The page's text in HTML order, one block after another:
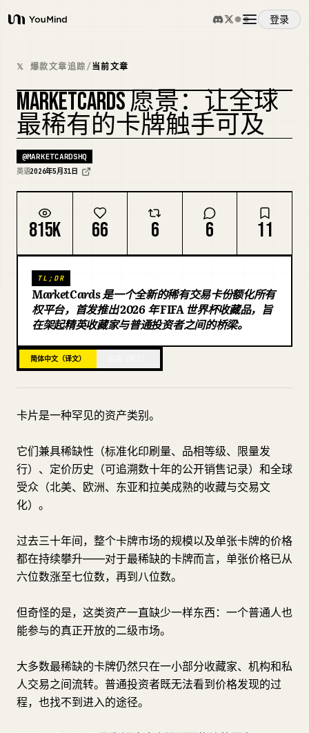
YouMind
登录
概览
使用案例
技能
提示词
定价
下载
博客
更新
𝕏 爆款文章追踪/当前文章
复刻封面
MARKETCARDS 愿景：让全球
最稀有的卡牌触手可及
@MARKETCARDSHQ
英语2026年5月31日
815K 66 6 6 11
TL;DR
MarketCards 是一个全新的稀有交易卡份额化所有
权平台，首发推出 2026 年 FIFA 世界杯收藏品，旨
在架起精英收藏家与普通投资者之间的桥梁。
简体中文（译文）
卡片是一种罕见的资产类别。
它们兼具稀缺性（标准化印刷量、品相等级、限量发
行）、定价历史（可追溯数十年的公开销售记录）和全球
受众（北美、欧洲、东亚和拉美成熟的收藏与交易文
化）。
过去三十年间，整个卡牌市场的规模以及单张卡牌的价格
都在持续攀升——对于最稀缺的卡牌而言，单张价格已从
六位数涨至七位数，再到八位数。
但奇怪的是，这类资产一直缺少一样东西：一个普通人也
能参与的真正开放的二级市场。
大多数最稀缺的卡牌仍然只在一小部分收藏家、机构和私
人交易之间流转。普通投资者既无法看到价格发现的过
程，也找不到进入的途径。